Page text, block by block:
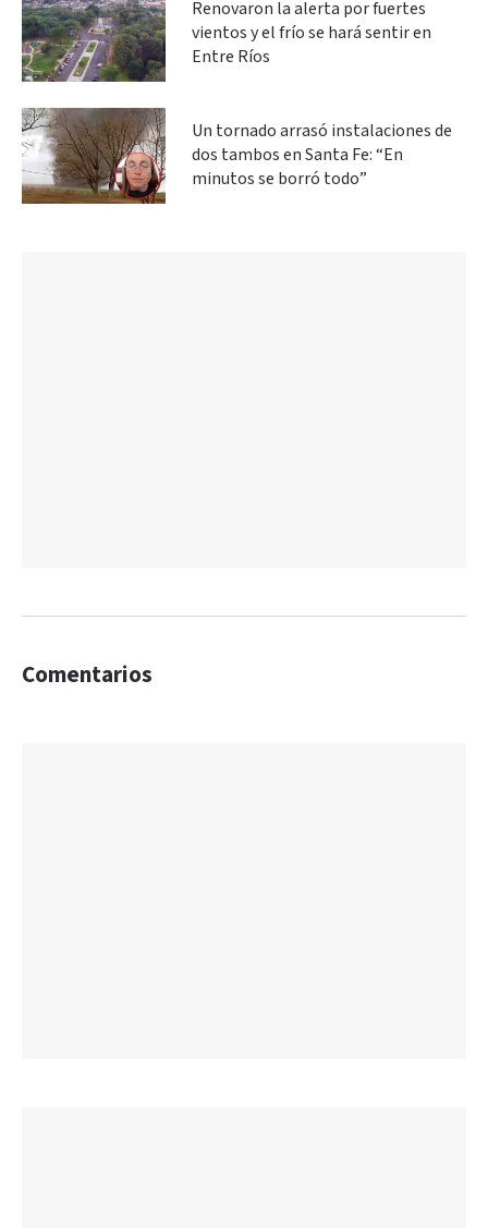
Renovaron la alerta por fuertes
vientos y el frío se hará sentir en
Entre Ríos
Un tornado arrasó instalaciones de
dos tambos en Santa Fe: “En
minutos se borró todo”
Comentarios